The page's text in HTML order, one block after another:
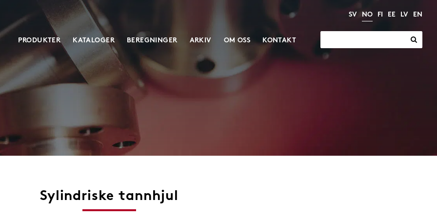
SV NO FI EE LV EN
PRODUKTER
Maskindeler
Akselkoblinger
Tannhjul
Måletannstenger & hjul
Skruejekker
Spesial
Elektriske
aktuatorer
KATALOGER BEREGNINGER ARKIV OM OSS KONTAKT
etter:
Sylindriske tannhjul